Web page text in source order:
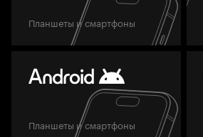
Планшеты и смартфоны
Планшеты и смартфоны